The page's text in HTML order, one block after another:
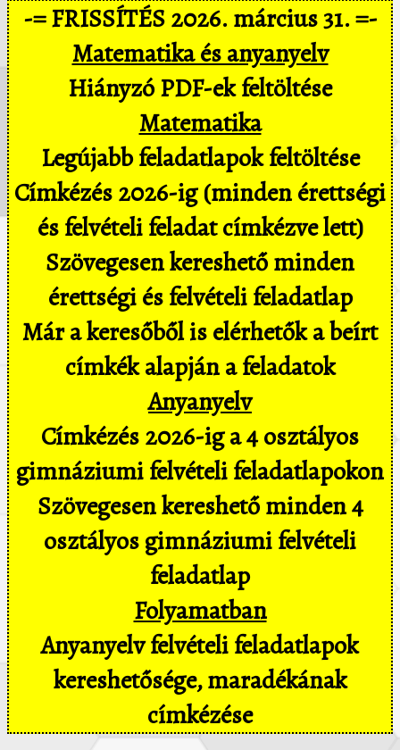
-= FRISSÍTÉS 2026. március 31. =-
Matematika és anyanyelv
Hiányzó PDF-ek feltöltése
Matematika
Legújabb feladatlapok feltöltése
Címkézés 2026-ig (minden érettségi
és felvételi feladat címkézve lett)
Szövegesen kereshető minden
érettségi és felvételi feladatlap
Már a keresőből is elérhetők a beírt
címkék alapján a feladatok
Anyanyelv
Címkézés 2026-ig a 4 osztályos
gimnáziumi felvételi feladatlapokon
Szövegesen kereshető minden 4
osztályos gimnáziumi felvételi
feladatlap
Folyamatban
Anyanyelv felvételi feladatlapok
kereshetősége, maradékának
címkézése